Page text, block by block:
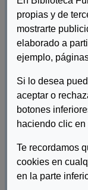
propias y de
mostrarte
elaborado a
ejemplo,
Si lo desea
aceptar o
botones
haciendo clic
Te recordamos
cookies en
en la parte
Autor/es:
Descripcion:
Editamos esta guía
las asociaciones
conseguir la
QUEDA